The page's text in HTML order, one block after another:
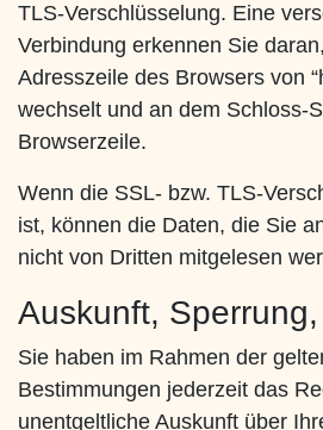
TLS-Verschlüsselung. Eine
Verbindung erkennen Sie
Adresszeile des Browsers von
wechselt und an dem Schloss-
Browserzeile.
Wenn die SSL- bzw. TLS-
ist, können die Daten, die Sie
nicht von Dritten mitgelesen
Auskunft,
Sie haben im Rahmen der
Bestimmungen jederzeit das
unentgeltliche Auskunft über